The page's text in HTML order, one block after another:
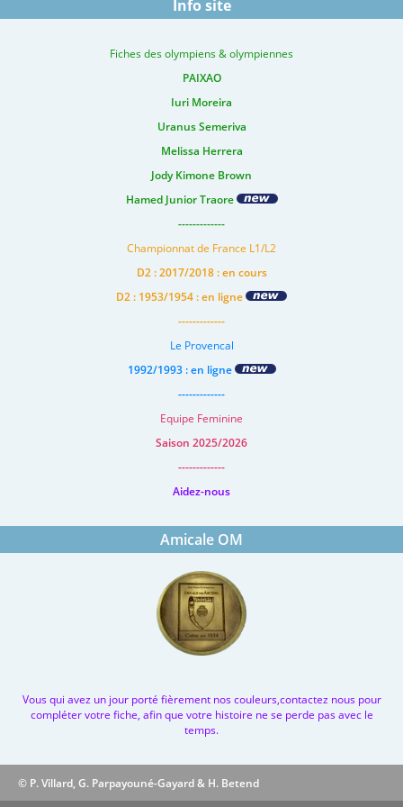
Info site
Fiches des olympiens & olympiennes
PAIXAO
Iuri Moreira
Uranus Semeriva
Melissa Herrera
Jody Kimone Brown
Hamed Junior Traore
-------------
Championnat de France L1/L2
D2 : 2017/2018 : en cours
D2 : 1953/1954 : en ligne
-------------
Le Provencal
1992/1993 : en ligne
-------------
Equipe Feminine
Saison 2025/2026
-------------
Aidez-nous
Amicale OM
Vous qui avez un jour porté fièrement nos couleurs,contactez nous pour
compléter votre fiche, afin que votre histoire ne se perde pas avec le
temps.
© P. Villard, G. Parpayouné-Gayard & H. Betend